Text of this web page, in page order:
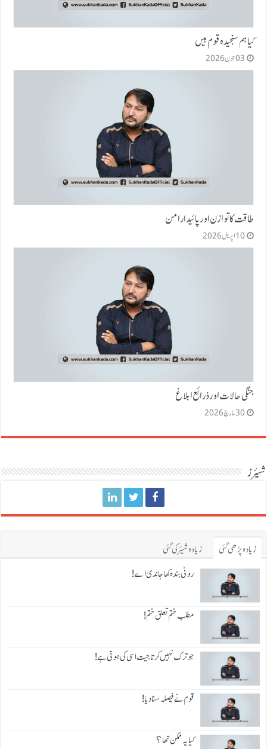
کیا ہم سنجیدہ قوم ہیں
03 جون 2026
طاقت کا توازن اور پائیدار امن
10 اپریل 2026
جنگی حالات اور ذرائع ابلاغ
30 مارچ 2026
شیئرز
زیادہ پڑھی گئی زیادہ شیئر کی گئی
روٹی بندہ کھا جاندی اے!
مطلب ختم تعلق ختم!
جو ترک نہیں کرتا جیت اسی کی ہوتی ہے!
قوم نے فیصلہ سنا دیا!
کیا یہ ممکن تھا؟